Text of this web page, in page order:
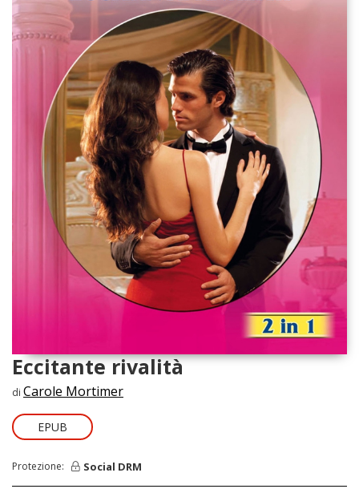
Eccitante rivalità
di Carole Mortimer
EPUB
Protezione: Social DRM